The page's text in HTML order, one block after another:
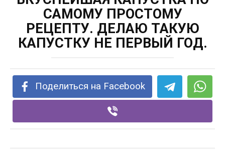
САМОМУ ПРОСТОМУ
РЕЦЕПТУ. ДЕЛАЮ ТАКУЮ
КАПУСТКУ НЕ ПЕРВЫЙ ГОД.
Поделиться на Facebook